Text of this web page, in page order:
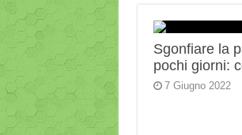
Sgonfiare la
pochi giorni:
7 Giugno 2022